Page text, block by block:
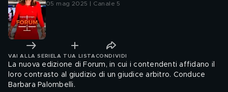
05 mag 2025 | Canale 5
VAI ALLA SERIE LA TUA LISTA CONDIVIDI
La nuova edizione di Forum, in cui i contendenti affidano il
loro contrasto al giudizio di un giudice arbitro. Conduce
Barbara Palombelli.